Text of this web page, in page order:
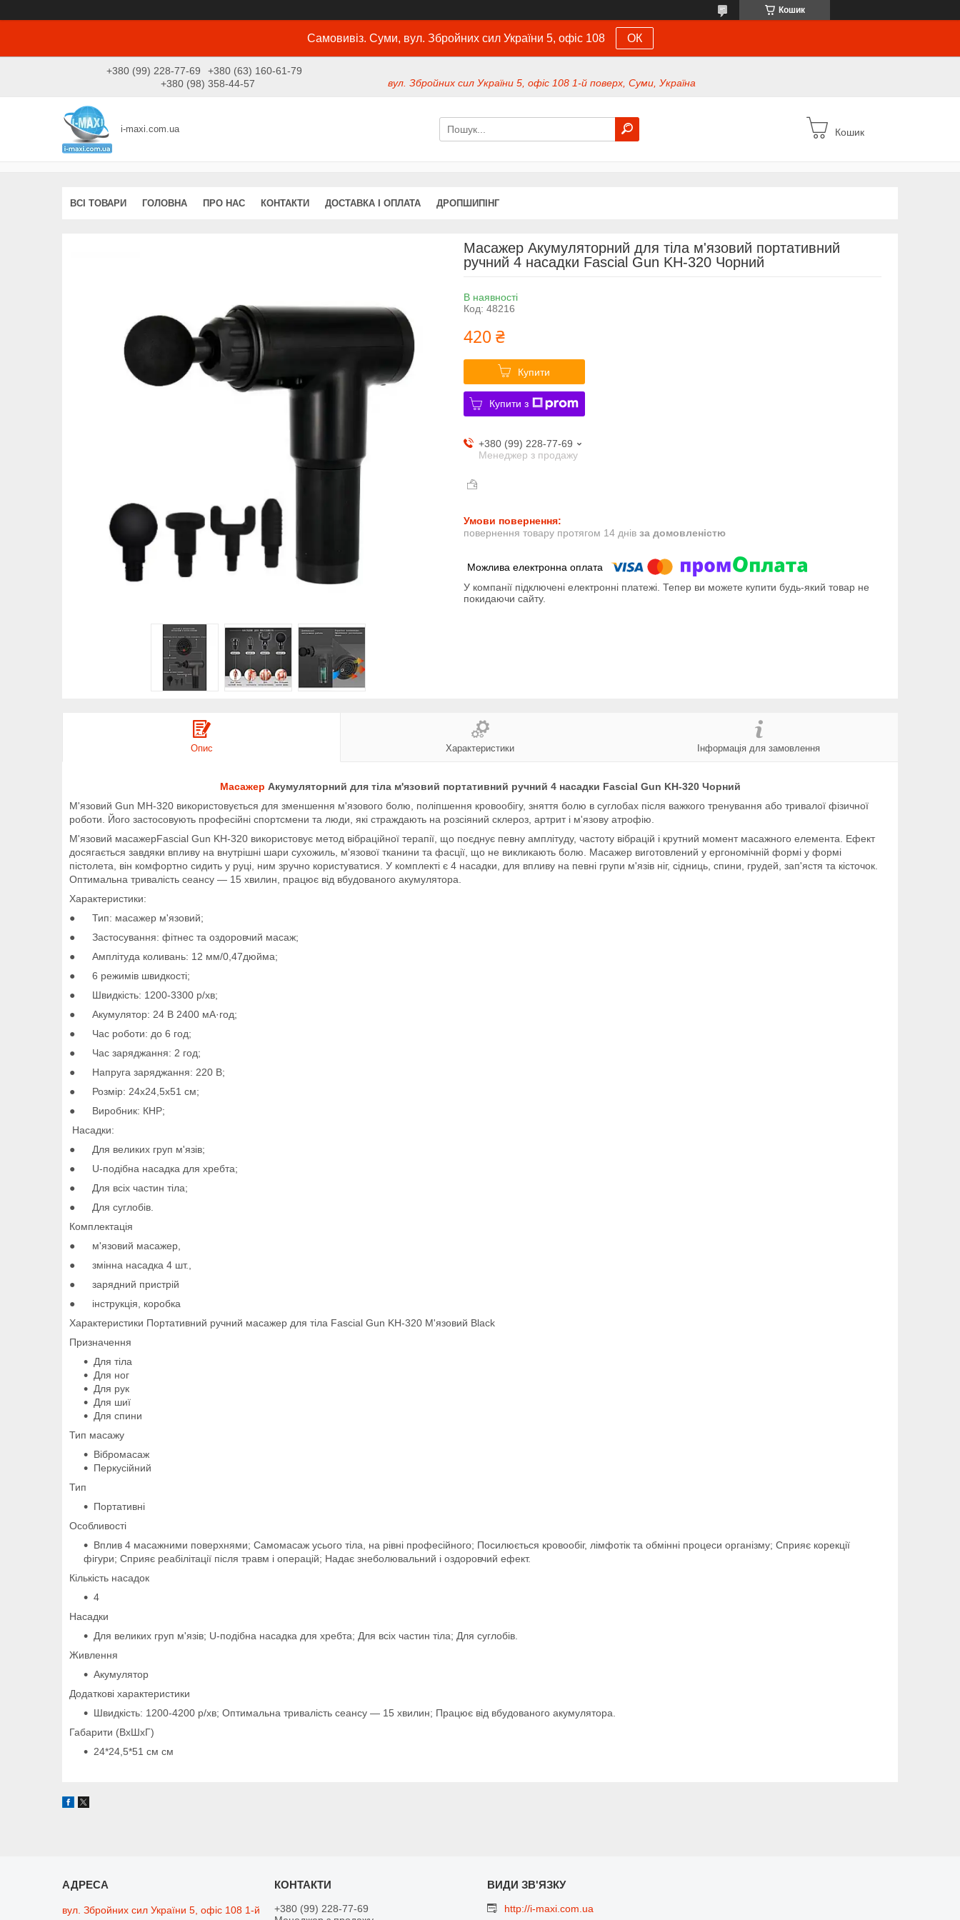
Кошик
Самовивіз. Суми, вул. Збройних сил України 5, офіс 108 ОК
+380 (99) 228-77-69
+380 (63) 160-61-79
+380 (98) 358-44-57
вул. Збройних сил України 5, офіс 108 1-й поверх, Суми, Україна
i-maxi.com.ua Кошик
ВСІ ТОВАРИ ГОЛОВНА ПРО НАС КОНТАКТИ ДОСТАВКА І ОПЛАТА ДРОПШИПІНГ
Масажер Акумуляторний для тіла м'язовий портативний
ручний 4 насадки Fascial Gun KH-320 Чорний
В наявності
Код: 48216
420 ₴
Купити
Купити з
+380 (99) 228-77-69
Менеджер з продажу
повернення товару протягом 14 днів за домовленістю
У компанії підключені електронні платежі. Тепер ви можете купити будь-який товар не
покидаючи сайту.
Опис Характеристики Інформація для замовлення
Масажер Акумуляторний для тіла м'язовий портативний ручний 4 насадки Fascial Gun KH-320 Чорний
М'язовий Gun MH-320 використовується для зменшення м'язового болю, поліпшення кровообігу, зняття болю в суглобах після важкого тренування або тривалої фізичної
роботи. Його застосовують професійні спортсмени та люди, які страждають на розсіяний склероз, артрит і м'язову атрофію.
М'язовий масажерFascial Gun KH-320 використовує метод вібраційної терапії, що поєднує певну амплітуду, частоту вібрацій і крутний момент масажного елемента. Ефект
досягається завдяки впливу на внутрішні шари сухожиль, м'язової тканини та фасції, що не викликають болю. Масажер виготовлений у ергономічній формі у формі
пістолета, він комфортно сидить у руці, ним зручно користуватися. У комплекті є 4 насадки, для впливу на певні групи м'язів ніг, сідниць, спини, грудей, зап'ястя та кісточок.
Оптимальна тривалість сеансу — 15 хвилин, працює від вбудованого акумулятора.
Характеристики:
● Тип: масажер м'язовий;
● Застосування: фітнес та оздоровчий масаж;
● Амплітуда коливань: 12 мм/0,47дюйма;
● 6 режимів швидкості;
● Швидкість: 1200-3300 р/хв;
● Акумулятор: 24 В 2400 мА·год;
● Час роботи: до 6 год;
● Час заряджання: 2 год;
● Напруга заряджання: 220 В;
● Розмір: 24х24,5х51 см;
● Виробник: КНР;
Насадки:
● Для великих груп м'язів;
● U-подібна насадка для хребта;
● Для всіх частин тіла;
● Для суглобів.
Комплектація
● м'язовий масажер,
● змінна насадка 4 шт.,
● зарядний пристрій
● інструкція, коробка
Характеристики Портативний ручний масажер для тіла Fascial Gun KH-320 М'язовий Black
Призначення
Для тіла
Для ног
Для рук
Для шиї
Для спини
Тип масажу
Вібромасаж
Перкусійний
Тип
Портативні
Особливості
Вплив 4 масажними поверхнями; Самомасаж усього тіла, на рівні професійного; Посилюється кровообіг, лімфотік та обмінні процеси організму; Сприяє корекції
фігури; Сприяє реабілітації після травм і операцій; Надає знеболювальний і оздоровчий ефект.
Кількість насадок
4
Насадки
Для великих груп м'язів; U-подібна насадка для хребта; Для всіх частин тіла; Для суглобів.
Живлення
Акумулятор
Додаткові характеристики
Швидкість: 1200-4200 р/хв; Оптимальна тривалість сеансу — 15 хвилин; Працює від вбудованого акумулятора.
Габарити (ВхШхГ)
24*24,5*51 см см
вул. Збройних сил України 5, офіс 108 1-й
+380 (99) 228-77-69
http://i-maxi.com.ua